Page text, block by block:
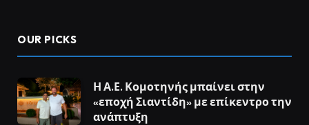
OUR PICKS
Η Α.Ε. Κομοτηνής μπαίνει στην
«εποχή Σιαντίδη» με επίκεντρο την
ανάπτυξη